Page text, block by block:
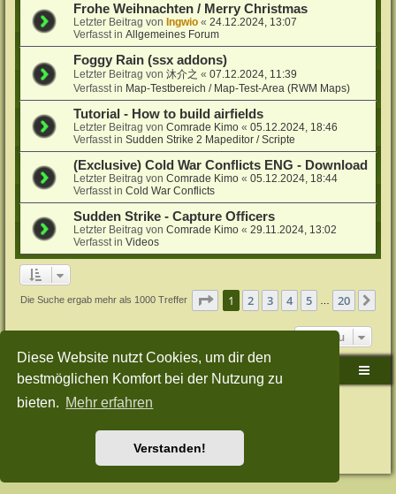
Diese Website nutzt Cookies, um dir den
bestmöglichen Komfort bei der Nutzung zu
bieten. Mehr erfahren
Verstanden!
Frohe Weihnachten / Merry Christmas
Letzter Beitrag vonIngwio «24.12.2024, 13:07
Verfasst inAllgemeines Forum
Foggy Rain (ssx addons)
Letzter Beitrag von沐介之 «07.12.2024, 11:39
Verfasst in Map-Testbereich / Map-Test-Area (RWM Maps)
Tutorial - How to build airfields
Letzter Beitrag vonComrade Kimo «05.12.2024, 18:46
Verfasst inSudden Strike 2 Mapeditor / Scripte
(Exclusive) Cold War Conflicts ENG - Download
Letzter Beitrag vonComrade Kimo «05.12.2024, 18:44
Verfasst inCold War Conflicts
Sudden Strike - Capture Officers
Letzter Beitrag vonComrade Kimo «29.11.2024, 13:02
Verfasst inVideos
Die Suche ergab mehr als 1000 Treffer Seite 1von 20
1 2 3 4 5 20
Gehe zu
Sudden-Strike-Maps.de Hauptseite Foren-Übersicht
Powered byphpBB® Forum Software © phpBB Limited
Style: Green-Style-Split by Joyce&LunaphpBB-Style-Design
Nutzungsbedingungen